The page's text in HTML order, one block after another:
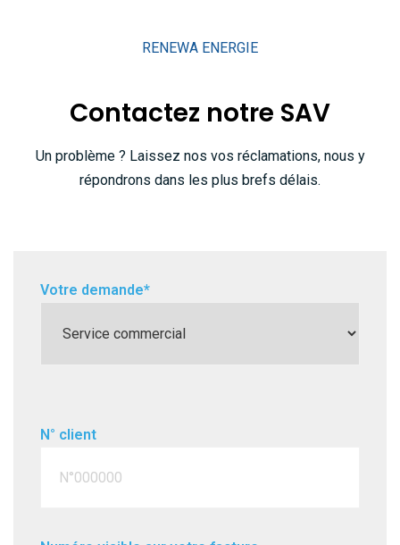
RENEWA ENERGIE
Contactez notre SAV
Un problème ? Laissez nos vos réclamations, nous y
répondrons dans les plus brefs délais.
Votre demande*
N° client